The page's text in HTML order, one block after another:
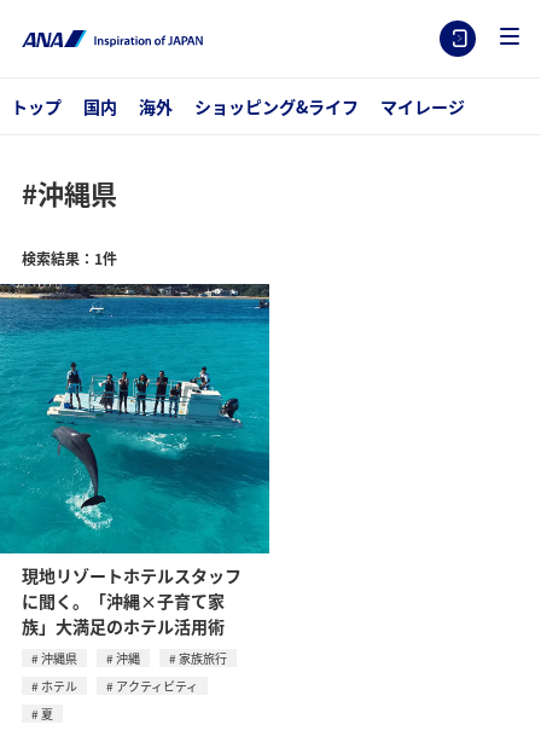
トップ 国内 海外 ショッピング&ライフ マイレージ
#沖縄県
検索結果：1件
現地リゾートホテルスタッフ
に聞く。「沖縄×子育て家
族」大満足のホテル活用術
沖縄県 沖縄
家族旅行
ホテル
アクティビティ
夏